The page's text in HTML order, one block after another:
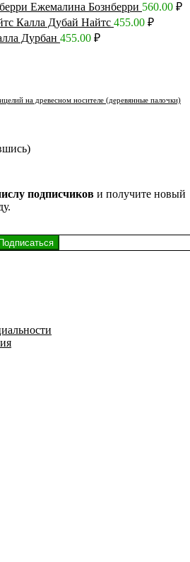
Ежемалина Бознберри 560.00 ₽
Калла Дубай Найтс 455.00 ₽
Дурбан 455.00 ₽
на древесном носителе (деревянные палочки)
подписчиков и получите новый